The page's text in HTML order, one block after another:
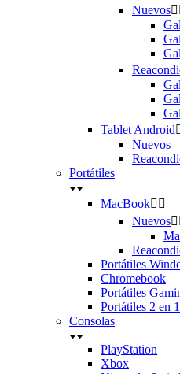
Nuevos
Tablet Android
Nuevos
Portátiles
MacBook 
Nuevos
Portátiles
Chromebook
Portátiles
Portátiles 2 en 1
Consolas
PlayStation
Xbox